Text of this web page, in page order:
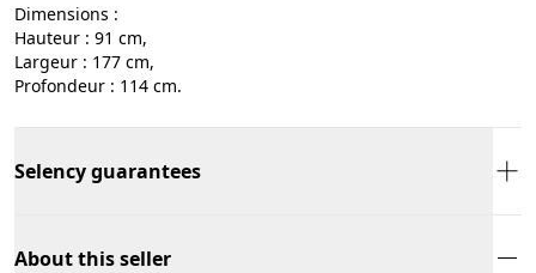
Dimensions :
Hauteur : 91 cm,
Largeur : 177 cm,
Profondeur : 114 cm.
Selency guarantees
About this seller